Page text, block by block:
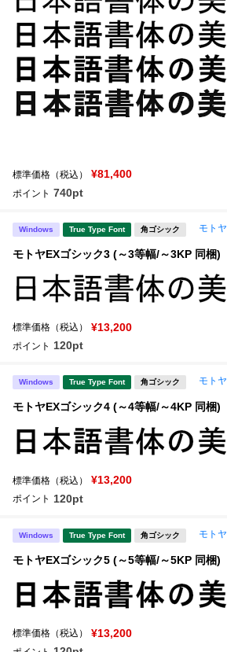
標準価格（税込） ¥81,400
ポイント 740pt
Windows True Type Font 角ゴシック モトヤ
モトヤEXゴシック3 (～3等幅/～3KP 同梱)
標準価格（税込） ¥13,200
ポイント 120pt
Windows True Type Font 角ゴシック モトヤ
モトヤEXゴシック4 (～4等幅/～4KP 同梱)
標準価格（税込） ¥13,200
ポイント 120pt
Windows True Type Font 角ゴシック モトヤ
モトヤEXゴシック5 (～5等幅/～5KP 同梱)
標準価格（税込） ¥13,200